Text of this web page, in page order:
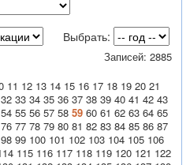
Выбрать:
Записей: 2885
11 12 13 14 15 16 17 18 19 20 21
32 33 34 35 36 37 38 39 40 41 42 43
54 55 56 57 58 59 60 61 62 63 64 65
76 77 78 79 80 81 82 83 84 85 86 87
98 99 100 101 102 103 104 105 106
115 116 117 118 119 120 121 122